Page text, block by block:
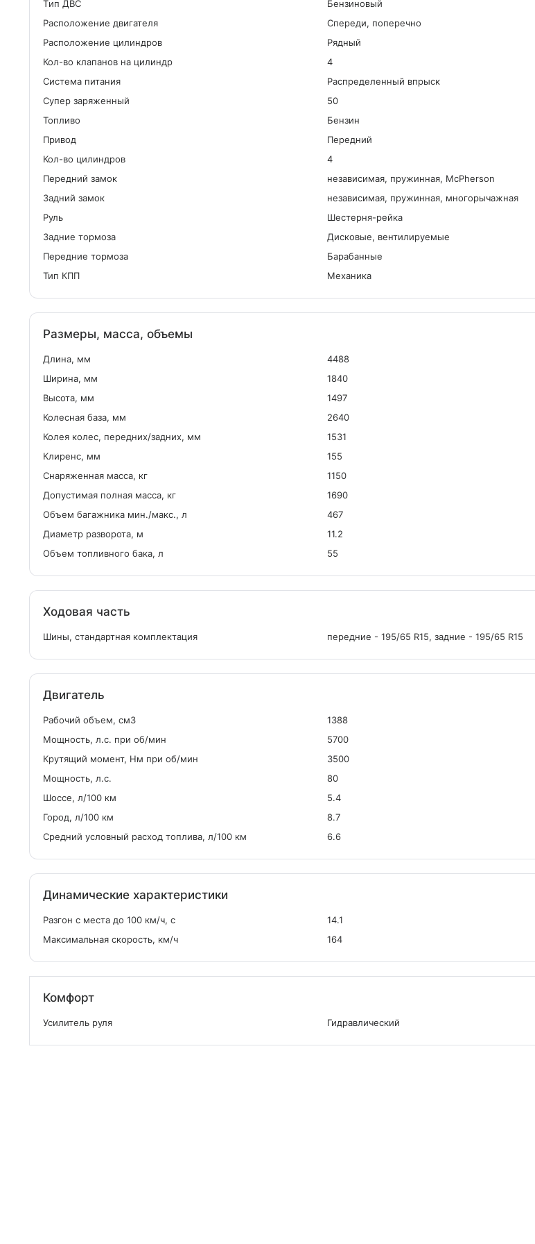
Tип ДВС
Бензиновый
Расположение двигателя
Спереди, поперечно
Расположение цилиндров
Рядный
Кол-во клапанов на цилиндр
4
Система питания
Распределенный впрыск
Cупер заряженный
50
Топливо
Бензин
Привод
Передний
Кол-во цилиндров
4
Передний замок
независимая, пружинная, McPherson
Задний замок
независимая, пружинная, многорычажная
Руль
Шестерня-рейка
Задние тормоза
Дисковые, вентилируемые
Передние тормоза
Барабанные
Тип КПП
Механика
Размеры, масса, объемы
Длина, мм
4488
Ширина, мм
1840
Высота, мм
1497
Колесная база, мм
2640
Колея колес, передних/задних, мм
1531
Клиренс, мм
155
Снаряженная масса, кг
1150
Допустимая полная масса, кг
1690
Объем багажника мин./макс., л
467
Диаметр разворота, м
11.2
Объем топливного бака, л
55
Ходовая часть
Шины, стандартная комплектация передние - 195/65 R15, задние - 195/65 R15
Двигатель
Рабочий объем, см3
1388
Мощность, л.с. при об/мин
5700
Крутящий момент, Нм при об/мин
3500
Мощность, л.с.
80
Шоссе, л/100 км
5.4
Город, л/100 км
8.7
Средний условный расход топлива, л/100 км
6.6
Динамические характеристики
Разгон с места до 100 км/ч, с
14.1
Максимальная скорость, км/ч
164
Комфорт
Усилитель руля Гидравлический